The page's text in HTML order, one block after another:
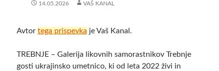
14.05.2026 VAŠ KANAL
Avtor tega prispevka je Vaš Kanal.
TREBNJE – Galerija likovnih samorastnikov Trebnje
gosti ukrajinsko umetnico, ki od leta 2022 živi in